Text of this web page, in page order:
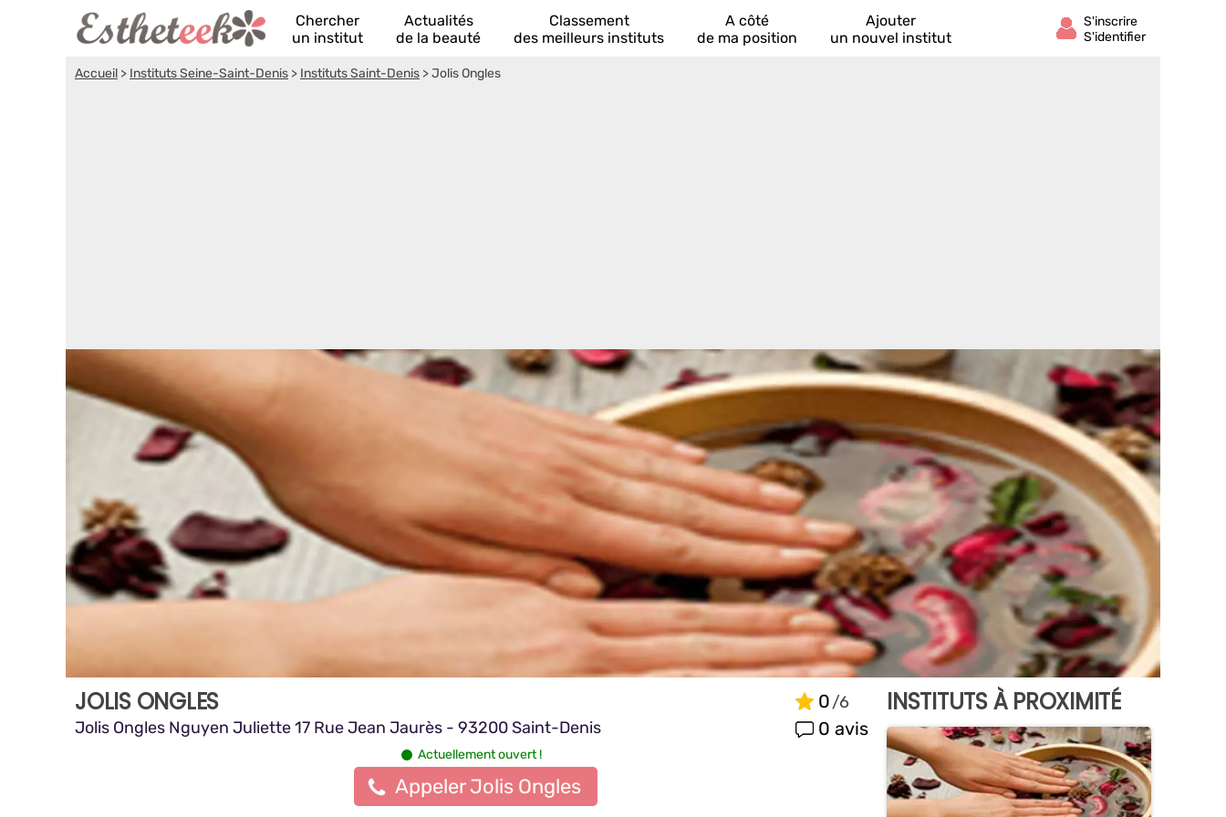
Chercher
un institut
Actualités
de la beauté
Classement
des meilleurs instituts
A côté
de ma position
Ajouter
un nouvel institut
Accueil > Instituts Seine-Saint-Denis > Instituts Saint-Denis >Jolis Ongles
JOLIS ONGLES
Jolis Ongles Nguyen Juliette 17 Rue Jean Jaurès - 93200 Saint-Denis
0
0 avis
Actuellement ouvert !
Appeler Jolis Ongles
INSTITUTS À PROXIMITÉ